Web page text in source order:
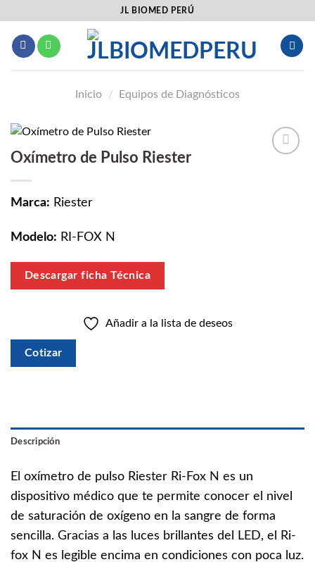
contenido
JL BIOMED PERÚ
Inicio / Equipos de Diagnósticos
Oxímetro de Pulso Riester
Marca: Riester
Modelo: RI-FOX N
Descargar ficha Técnica
Añadir a la lista de deseos
Cotizar
Descripción
El oxímetro de pulso Riester Ri-Fox N es un
dispositivo médico que te permite conocer el nivel
de saturación de oxígeno en la sangre de forma
sencilla. Gracias a las luces brillantes del LED, el Ri-
fox N es legible encima en condiciones con poca luz.